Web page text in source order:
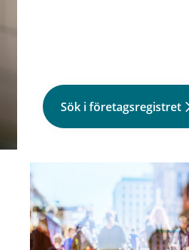
Sök i företagsregistret